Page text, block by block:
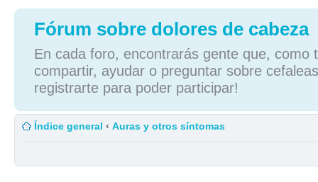
Fórum sobre dolores de cabeza
En cada foro, encontrarás gente que, como
compartir, ayudar o preguntar sobre
registrarte para poder participar!
Índice general ‹ Auras y otros síntomas